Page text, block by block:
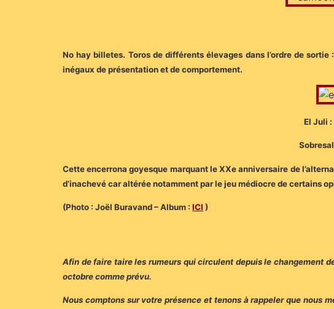
No hay billetes. Toros de différents élevages dans l’ordre de
inégaux de présentation et de comportement.
El Juli
Cette encerrona goyesque marquant le XXe anniversaire de
d’inachevé car altérée notamment par le jeu médiocre de certains
(Photo : Joël Buravand – Album : ICI )
Afin de faire taire les rumeurs qui circulent depuis le changement
octobre comme prévu.
Nous comptons sur votre présence et tenons à rappeler que nous